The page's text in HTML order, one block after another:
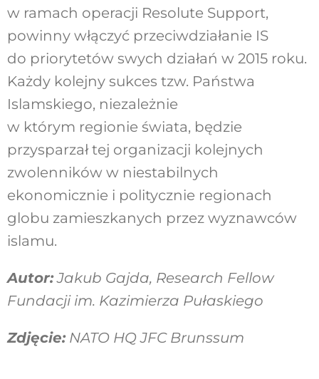
w ramach operacji Resolute Support,
powinny włączyć przeciwdziałanie IS
do priorytetów swych działań w 2015 roku.
Każdy kolejny sukces tzw. Państwa
Islamskiego, niezależnie
w którym regionie świata, będzie
przysparzał tej organizacji kolejnych
zwolenników w niestabilnych
ekonomicznie i politycznie regionach
globu zamieszkanych przez wyznawców
islamu.
Autor:Jakub Gajda, Research Fellow
Fundacji im. Kazimierza Pułaskiego
Zdjęcie:NATO HQ JFC Brunssum